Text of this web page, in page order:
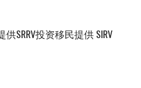
SRRV投资移民提供 SIRV